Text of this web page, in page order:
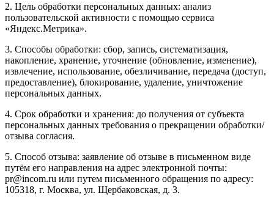
2. Цель обработки персональных данных: анализ
пользовательской активности с помощью сервиса
«Яндекс.Метрика».
3. Способы обработки: сбор, запись, систематизация,
накопление, хранение, уточнение (обновление, изменение),
извлечение, использование, обезличивание, передача (доступ,
предоставление), блокирование, удаление, уничтожение
персональных данных.
4. Срок обработки и хранения: до получения от субъекта
персональных данных требования о прекращении обработки/
отзыва согласия.
5. Способ отзыва: заявление об отзыве в письменном виде
путём его направления на адрес электронной почты:
pr@incom.ru или путем письменного обращения по адресу:
105318, г. Москва, ул. Щербаковская, д. 3.